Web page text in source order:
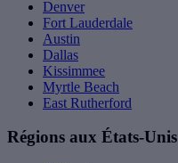
Denver
Fort Lauderdale
Austin
Dallas
Kissimmee
Myrtle Beach
East Rutherford
Régions aux États-Unis